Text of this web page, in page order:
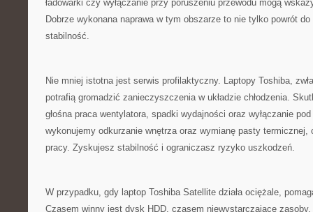
ładowarki czy wyłączanie przy poruszeniu przewodu mogą
Dobrze wykonana naprawa w tym obszarze to nie tylko powrót
stabilność.
Nie mniej istotna jest serwis profilaktyczny. Laptopy Toshiba,
potrafią gromadzić zanieczyszczenia w układzie chłodzenia.
głośna praca wentylatora, spadki wydajności oraz wyłączanie
wykonujemy odkurzanie wnętrza oraz wymianę pasty
pracy. Zyskujesz stabilność i ograniczasz ryzyko uszkodzeń.
W przypadku, gdy laptop Toshiba Satellite działa ociężale,
Czasem winny jest dysk HDD, czasem niewystarczające